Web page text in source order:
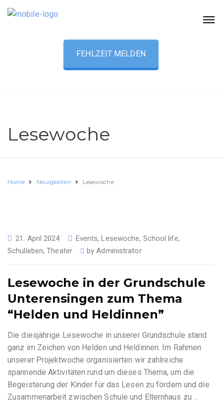
FEHLZEIT MELDEN
Lesewoche
Home Neuigkeiten Lesewoche
21. April 2024 Events,Lesewoche, School life,
Schulleben,Theater byAdministrator
Lesewoche in der Grundschule
Unterensingen zum Thema
“Helden und Heldinnen”
Die diesjährige Lesewoche in unserer Grundschule stand
ganz im Zeichen von Helden und Heldinnen. Im Rahmen
unserer Projektwoche organisierten wir zahlreiche
spannende Aktivitäten rund um dieses Thema, um die
Begeisterung der Kinder für das Lesen zu fördern und die
Zusammenarbeit zwischen Schule und Elternhaus zu